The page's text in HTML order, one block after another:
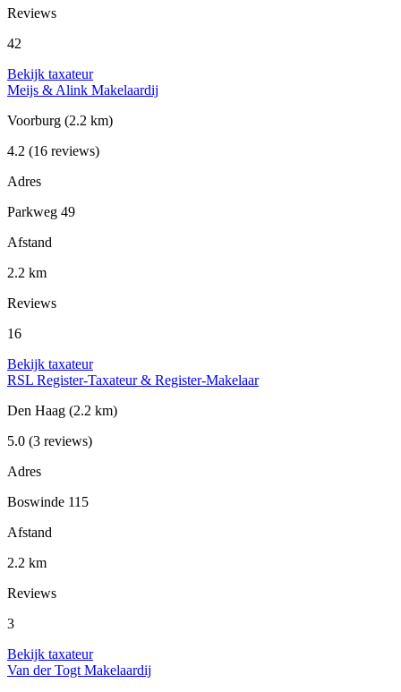
Reviews
42
Bekijk taxateur
Meijs & Alink Makelaardij
Voorburg (2.2 km)
4.2 (16 reviews)
Adres
Parkweg 49
Afstand
2.2 km
Reviews
16
Bekijk taxateur
RSL Register-Taxateur & Register-Makelaar
Den Haag (2.2 km)
5.0 (3 reviews)
Adres
Boswinde 115
Afstand
2.2 km
Reviews
3
Bekijk taxateur
Van der Togt Makelaardij